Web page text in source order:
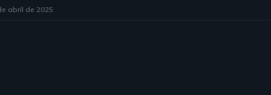
abril de 2025